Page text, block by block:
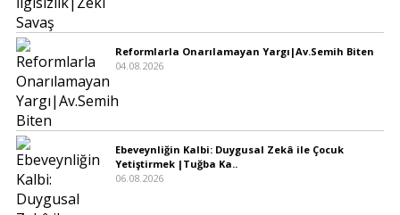
Reformlarla Onarılamayan Yargı|Av.Semih Biten
04.08.2026
Ebeveynliğin Kalbi: Duygusal Zekâ ile Çocuk
Yetiştirmek |Tuğba Ka..
06.08.2026